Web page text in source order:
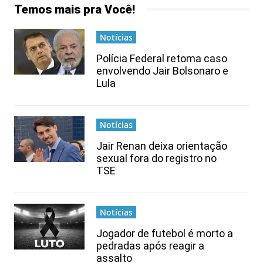
Temos mais pra Você!
Notícias
Polícia Federal retoma caso
envolvendo Jair Bolsonaro e
Lula
Notícias
Jair Renan deixa orientação
sexual fora do registro no
TSE
Notícias
Jogador de futebol é morto a
pedradas após reagir a
assalto